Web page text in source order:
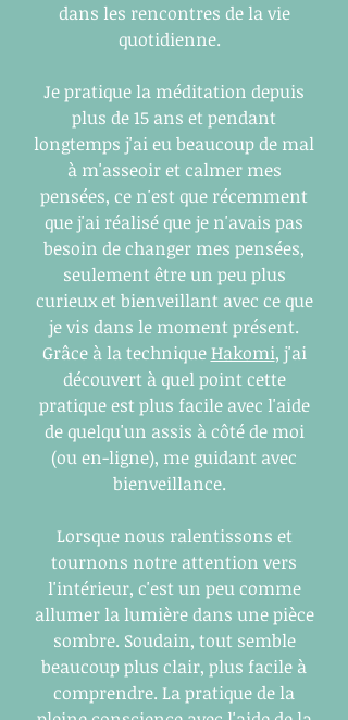
dans les rencontres de la vie
quotidienne.
Je pratique la méditation depuis
plus de 15 ans et pendant
longtemps j'ai eu beaucoup de mal
à m'asseoir et calmer mes
pensées, ce n'est que récemment
que j'ai réalisé que je n'avais pas
besoin de changer mes pensées,
seulement être un peu plus
curieux et bienveillant avec ce que
je vis dans le moment présent.
Grâce à la techniqueHakomi, j'ai
découvert à quel point cette
pratique est plus facile avec l'aide
de quelqu'un assis à côté de moi
(ou en-ligne), me guidant avec
bienveillance.
Lorsque nous ralentissons et
tournons notre attention vers
l'intérieur, c'est un peu comme
allumer la lumière dans une pièce
sombre. Soudain, tout semble
beaucoup plus clair, plus facile à
comprendre. La pratique de la